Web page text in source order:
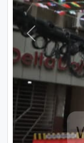
Previous